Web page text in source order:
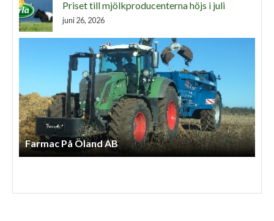
Priset till mjölkproducenterna höjs i juli
juni 26, 2026
Henriks Entreprenad